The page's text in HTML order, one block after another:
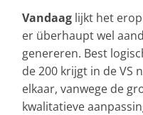
Vandaag lijkt het
er überhaupt wel
genereren. Best
de 200 krijgt in de VS
elkaar, vanwege de
kwalitatieve